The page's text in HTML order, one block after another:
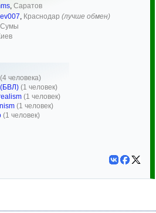
, Саратов
Краснодар (лучше обмен)
Сумы
(4 человека)
(БВЛ) (1 человек)
(1 человек)
(1 человек)
(1 человек)